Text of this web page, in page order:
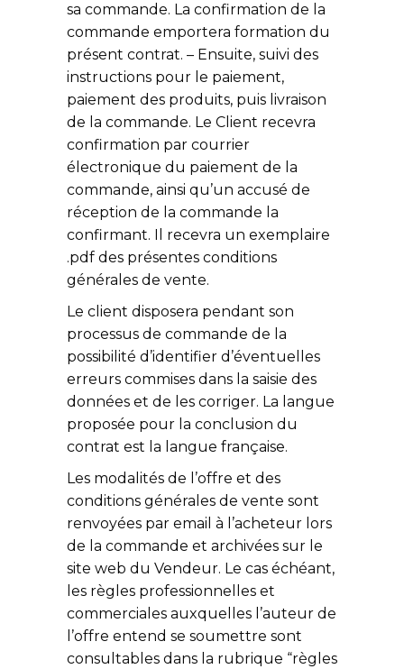
sa commande. La confirmation de la
commande emportera formation du
présent contrat. – Ensuite, suivi des
instructions pour le paiement,
paiement des produits, puis livraison
de la commande. Le Client recevra
confirmation par courrier
électronique du paiement de la
commande, ainsi qu’un accusé de
réception de la commande la
confirmant. Il recevra un exemplaire
.pdf des présentes conditions
générales de vente.
Le client disposera pendant son
processus de commande de la
possibilité d’identifier d’éventuelles
erreurs commises dans la saisie des
données et de les corriger. La langue
proposée pour la conclusion du
contrat est la langue française.
Les modalités de l’offre et des
conditions générales de vente sont
renvoyées par email à l’acheteur lors
de la commande et archivées sur le
site web du Vendeur. Le cas échéant,
les règles professionnelles et
commerciales auxquelles l’auteur de
l’offre entend se soumettre sont
consultables dans la rubrique “règles